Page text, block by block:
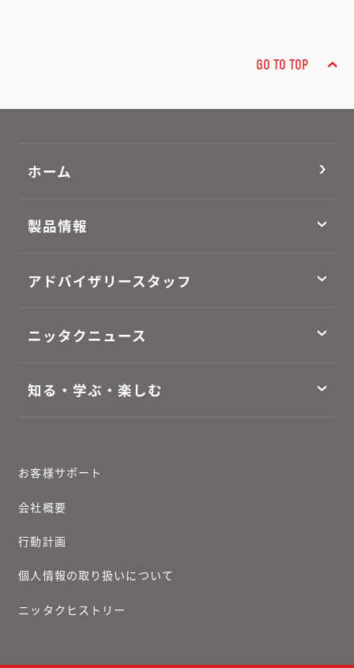
GO TO TOP
ホーム
製品情報
アドバイザリースタッフ
ニッタクニュース
知る・学ぶ・楽しむ
お客様サポート
会社概要
行動計画
個人情報の取り扱いについて
ニッタクヒストリー